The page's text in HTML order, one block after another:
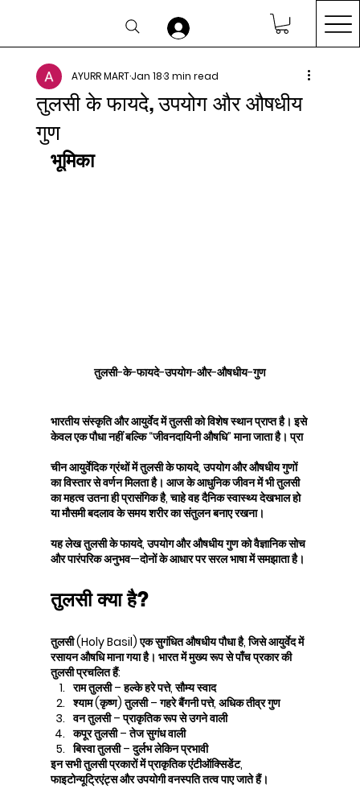
तुलसी के फायदे, उपयोग और औषधीय
गुण
AYURR MARTJan 183 min read
भूमिका
तुलसी-के-फायदे-उपयोग-और-औषधीय-गुण
भारतीय संस्कृति और आयुर्वेद में तुलसी को विशेष स्थान प्राप्त है। इसे
केवल एक पौधा नहीं बल्कि “जीवनदायिनी औषधि” माना जाता है। प्रा
चीन आयुर्वेदिक ग्रंथों में तुलसी के फायदे, उपयोग और औषधीय गुणों
का विस्तार से वर्णन मिलता है। आज के आधुनिक जीवन में भी तुलसी
का महत्व उतना ही प्रासंगिक है, चाहे वह दैनिक स्वास्थ्य देखभाल हो
या मौसमी बदलाव के समय शरीर का संतुलन बनाए रखना।
यह लेख तुलसी के फायदे, उपयोग और औषधीय गुण को वैज्ञानिक सोच
और पारंपरिक अनुभव—दोनों के आधार पर सरल भाषा में समझाता है।
तुलसी क्या है?
तुलसी (Holy Basil) एक सुगंधित औषधीय पौधा है, जिसे आयुर्वेद में
रसायन औषधि माना गया है। भारत में मुख्य रूप से पाँच प्रकार की
तुलसी प्रचलित हैं:
राम तुलसी – हल्के हरे पत्ते, सौम्य स्वाद
श्याम (कृष्ण) तुलसी – गहरे बैंगनी पत्ते, अधिक तीव्र गुण
वन तुलसी – प्राकृतिक रूप से उगने वाली
कपूर तुलसी – तेज सुगंध वाली
बिस्वा तुलसी – दुर्लभ लेकिन प्रभावी
इन सभी तुलसी प्रकारों में प्राकृतिक एंटीऑक्सिडेंट,
फाइटोन्यूट्रिएंट्स और उपयोगी वनस्पति तत्व पाए जाते हैं।